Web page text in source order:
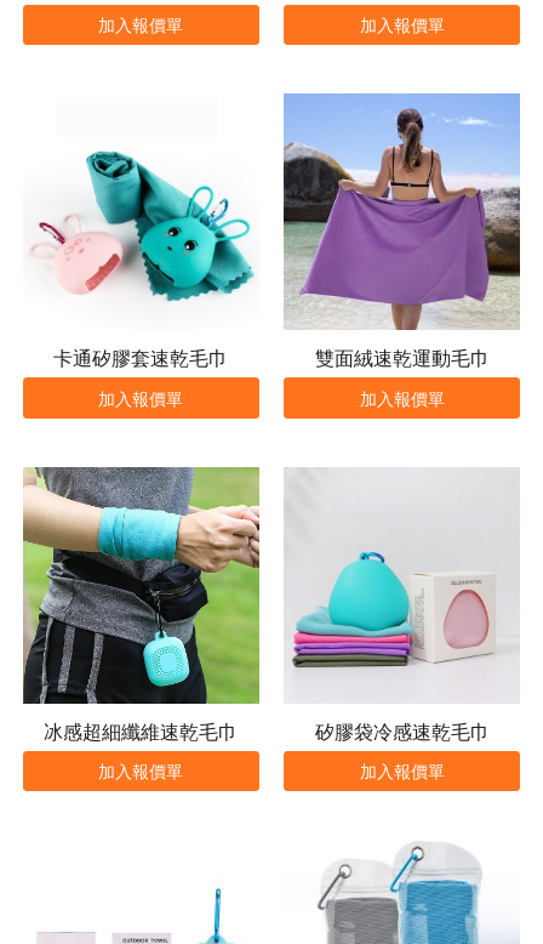
加入報價單 加入報價單
卡通矽膠套速乾毛巾
加入報價單
雙面絨速乾運動毛巾
加入報價單
冰感超細纖維速乾毛巾
加入報價單
矽膠袋冷感速乾毛巾
加入報價單